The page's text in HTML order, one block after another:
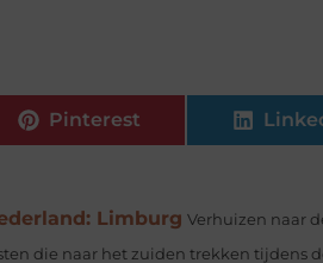
Pinterest
Limburg Verhuizen naar
die naar het zuiden trekken tijdens